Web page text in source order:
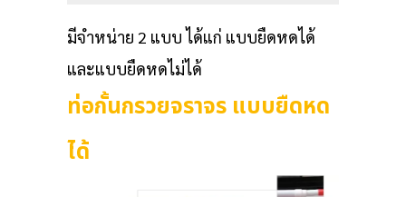
มีจำหน่าย 2 แบบ ได้แก่ แบบยืดหดได้
และแบบยืดหดไม่ได้
ท่อกั้นกรวยจราจร แบบยืดหด
ได้